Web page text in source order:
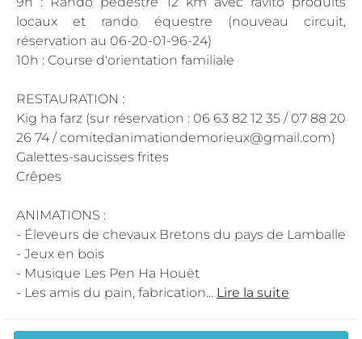
locaux et rando équestre (nouveau circuit,
réservation au 06-20-01-96-24)
10h : Course d'orientation familiale
RESTAURATION :
Kig ha farz (sur réservation : 06 63 82 12 35 / 07 88 20
26 74 /comitedanimationdemorieux@gmail.com)
Galettes-saucisses frites
Crêpes
ANIMATIONS :
- Éleveurs de chevaux Bretons du pays de Lamballe
- Jeux en bois
- Musique Les Pen Ha Houët
- Les amis du pain, fabrication... Lire la suite